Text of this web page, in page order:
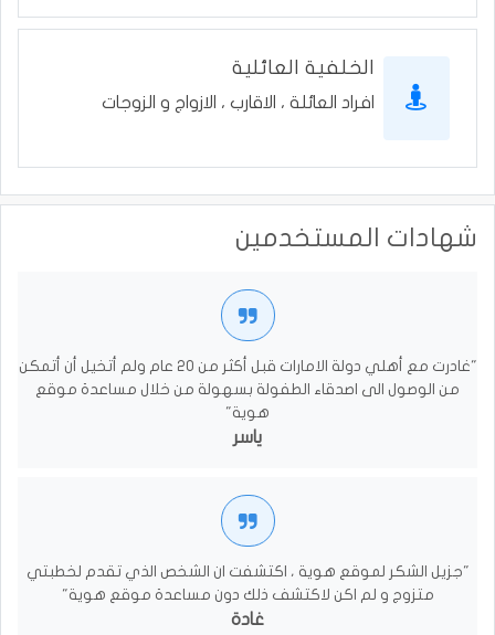
الخلفية العائلية
افراد العائلة ، الاقارب ، الازواج و الزوجات
شهادات المستخدمين
"غادرت مع أهلي دولة الامارات قبل أكثر من 20 عام ولم أتخيل أن أتمكن
من الوصول الى اصدقاء الطفولة بسهولة من خلال مساعدة موقع
هوية"
ياسر
"جزيل الشكر لموقع هوية ، اكتشفت ان الشخص الذي تقدم لخطبتي
متزوج و لم اكن لاكتشف ذلك دون مساعدة موقع هوية"
غادة